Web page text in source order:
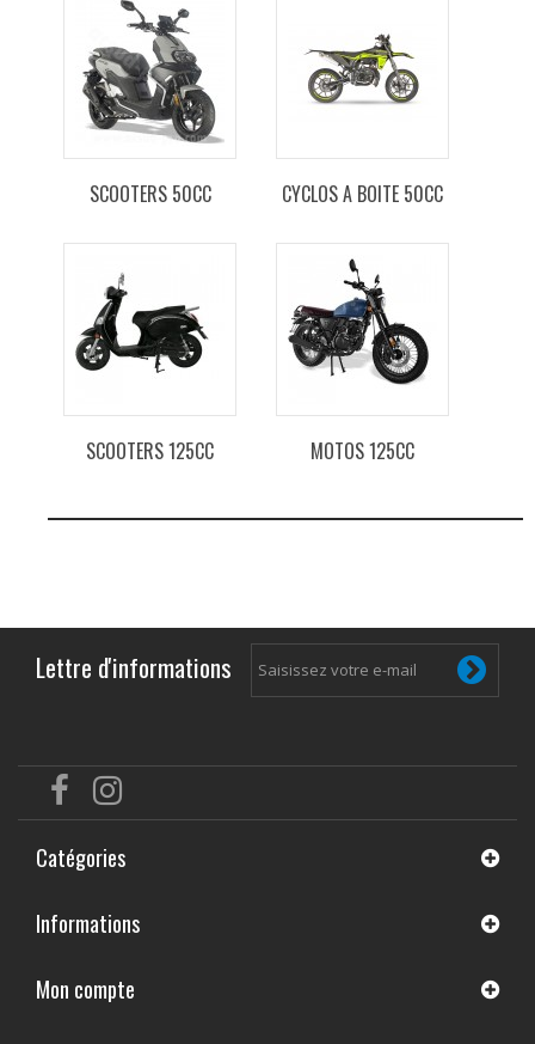
SCOOTERS 50CC CYCLOS A BOITE 50CC
SCOOTERS 125CC MOTOS 125CC
Lettre d'informations
Catégories
Informations
Mon compte